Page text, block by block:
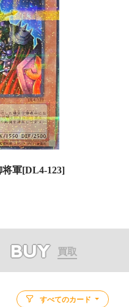
将軍[DL4-123]
BUY 買取
すべてのカード